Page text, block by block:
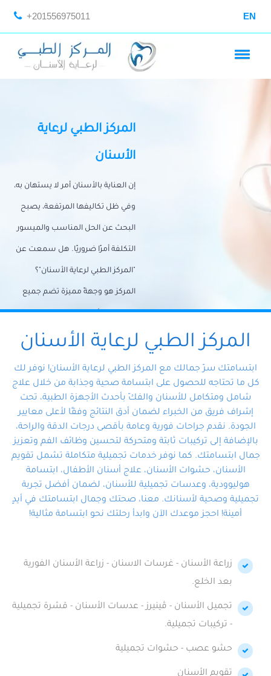
+201556975011 EN
المركز الطبي لرعاية
الأسنان
إن العناية بالأسنان أمر لا يستهان به،
وفي ظل تكاليفها المرتفعة، يصبح
البحث عن الحل المناسب والميسور
التكلفة أمرًا ضروريًا. هل سمعت عن
"المركز الطبي لرعاية الأسنان"؟
المركز هو وجهةً مميزة تضم جميع
احتياجات الأسنان تحت سقف واحد،
وتضمن لك حلاً شاملًا لجميع
المتخصص ذوي الخبرة، ستجد نفسك
في أيد أمينة تلبي احتياجاتك بكل
احترافية ودقة.
المركز الطبي لرعاية الأسنان
ابتسامتك سرّ جمالك مع المركز الطبي لرعاية الأسنان! نوفر لك
كل ما تحتاجه للحصول على ابتسامة صحية وجذابة من خلال علاج
شامل ومتكامل للأسنان والفكّ بأحدث الأجهزة الطبية، تحت
إشراف فريق من الخبراء لضمان أدق النتائج وفقًا لأعلى معايير
الجودة. نقدم جراحات فورية وعامة بأقصى درجات الدقة والراحة،
بالإضافة إلى تركيبات ثابتة ومتحركة لتحسين وظائف الفم وتعزيز
جمال ابتسامتك. كما نوفر خدمات تجميلية متكاملة تشمل تقويم
الأسنان، حشوات الأسنان، علاج أسنان الأطفال، ابتسامة
هوليوودية، وعدسات تجميلية للأسنان، لضمان أفضل تجربة
تجميلية وصحية لأسنانك. معنا، صحتك وجمال ابتسامتك في أيدٍ
أمينة! احجز موعدك الآن وابدأ رحلتك نحو ابتسامة مثالية!
زراعة الأسنان - غرسات الاسنان - زراعة الأسنان الفورية
بعد الخلع.
تجميل الأسنان - ڤينيرز - عدسات الأسنان - قشرة تجميلية
- تركيبات تجميلية.
حشو عصب - حشوات تجميلية
تقويم الأسنان